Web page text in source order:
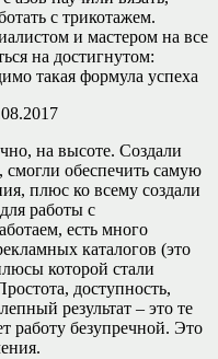
с трикотажем.
и мастером на все
на достигнутом:
такая формула успеха
на высоте. Создали
обеспечить самую
плюс ко всему создали
работы с
есть много
каталогов (это
которой стали
доступность,
результат – это те
работу безупречной. Это